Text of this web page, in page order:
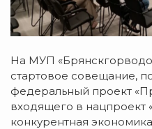
На МУП
стартовое совещание,
федеральный проект
входящего в нацпроект
конкурентная